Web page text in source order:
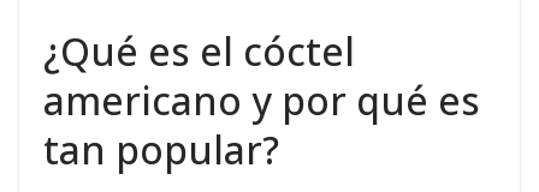
¿Qué es el cóctel
americano y por qué es
tan popular?